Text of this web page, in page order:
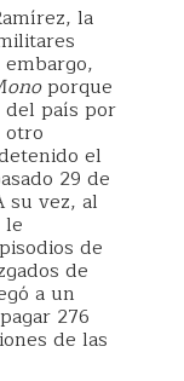
la
porque
del país por
otro
el
29 de
su vez, al
le
de
de
a un
276
de las